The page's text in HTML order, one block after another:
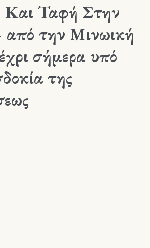
Και Ταφή Στην
την Μινωική
σήμερα υπό
της